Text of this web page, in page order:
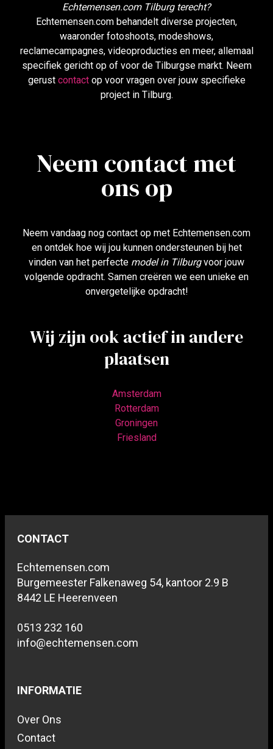
Echtemensen.com Tilburg terecht?
Echtemensen.com behandelt diverse projecten,
waaronder fotoshoots, modeshows,
reclamecampagnes, videoproducties en meer, allemaal
specifiek gericht op of voor de Tilburgse markt. Neem
gerust contactop voor vragen over jouw specifieke
project in Tilburg.
Neem contact met
ons op
Neem vandaag nog contact op met Echtemensen.com
en ontdek hoe wij jou kunnen ondersteunen bij het
vinden van het perfecte model in Tilburgvoor jouw
volgende opdracht. Samen creëren we een unieke en
onvergetelijke opdracht!
Wij zijn ook actief in andere
plaatsen
Amsterdam
Rotterdam
Groningen
Friesland
CONTACT
Echtemensen.com
Burgemeester Falkenaweg 54, kantoor 2.9 B
8442 LE Heerenveen
0513 232 160
info@echtemensen.com
INFORMATIE
Over Ons
Contact